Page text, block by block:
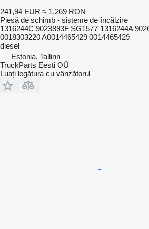
241,94 EUR ≈ 1.269 RON
Piesă de schimb - sisteme de încălzire
1316244C 9023893F SG1577 1316244A
0018303220 A0014465429 0014465429
diesel
Estonia, Tallinn
TruckParts Eesti OÜ
Luați legătura cu vânzătorul